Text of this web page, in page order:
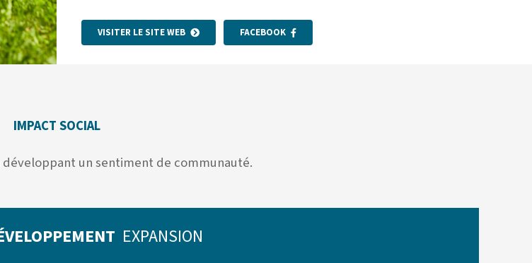
VISITER LE SITE WEB FACEBOOK
IMPACT SOCIAL
un sentiment de communauté.
EXPANSION